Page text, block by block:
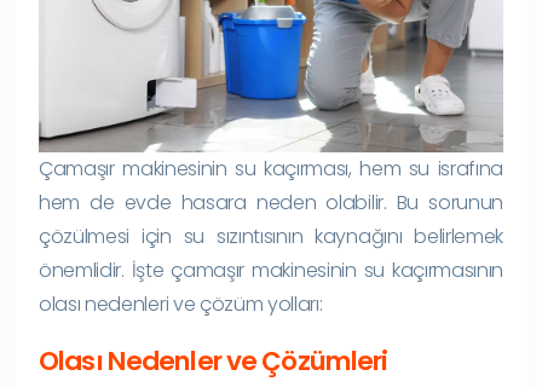
Çamaşır makinesinin su kaçırması, hem su israfına
hem de evde hasara neden olabilir. Bu sorunun
çözülmesi için su sızıntısının kaynağını belirlemek
önemlidir. İşte çamaşır makinesinin su kaçırmasının
olası nedenleri ve çözüm yolları:
Olası Nedenler ve Çözümleri